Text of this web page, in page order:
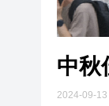
中秋
2024-09-13